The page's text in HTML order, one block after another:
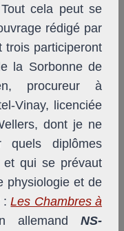
Tout cela peut se
rédigé par
trois participeront
la Sorbonne de
procureur à
Vinay, licenciée
dont je ne
quels diplômes
et qui se prévaut
physiologie et de
:Les Chambres à
allemandNS-